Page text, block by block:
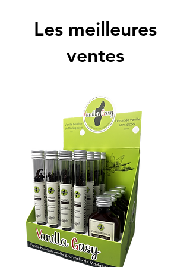
Les meilleures
ventes